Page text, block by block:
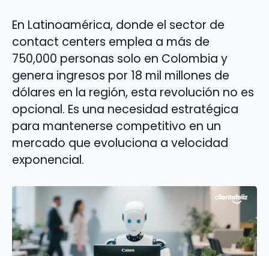
En Latinoamérica, donde el sector de
contact centers emplea a más de
750,000 personas solo en Colombia y
genera ingresos por 18 mil millones de
dólares en la región, esta revolución no es
opcional. Es una necesidad estratégica
para mantenerse competitivo en un
mercado que evoluciona a velocidad
exponencial.